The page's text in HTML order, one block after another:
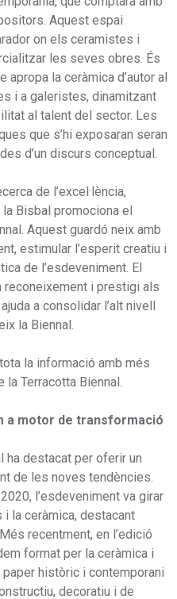
Aquest espai
on els ceramistes i
les seves obres. És
apropa la ceràmica d’autor al
i a galeristes, dinamitzant
al talent del sector. Les
que s’hi exposaran seran
d’un discurs conceptual.
de l’excel·lència,
Bisbal promociona el
Aquest guardó neix amb
estimular l’esperit creatiu i
de l’esdeveniment. El
reconeixement i prestigi als
a consolidar l’alt nivell
la Biennal.
la informació amb més
Terracotta Biennal.
a motor de transformació
ha destacat per oferir un
de les noves tendències.
l’esdeveniment va girar
la ceràmica, destacant
recentment, en l’edició
format per la ceràmica i
paper històric i contemporani
decoratiu i de